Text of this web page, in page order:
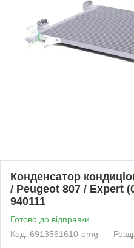
Конденсатор
/ Peugeot 807 / Expert
940111
Готово до відправки
Код: 6913561610-omg